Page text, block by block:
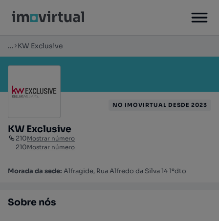
... KW Exclusive
KW Exclusive
210Mostrar número
210Mostrar número
Morada da sede: Alfragide, Rua Alfredo da Silva 14 1ºdto
NO IMOVIRTUAL DESDE 2023
Sobre nós